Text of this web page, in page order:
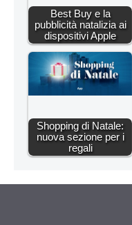
Best Buy e la
pubblicità natalizia ai
dispositivi Apple
Shopping di Natale:
nuova sezione per i
regali